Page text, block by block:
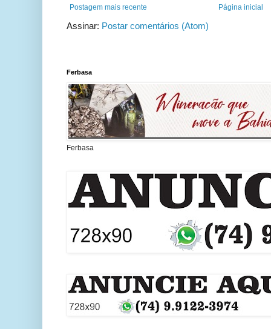
Postagem mais recente Página inicial
Assinar: Postar comentários (Atom)
Ferbasa
Ferbasa